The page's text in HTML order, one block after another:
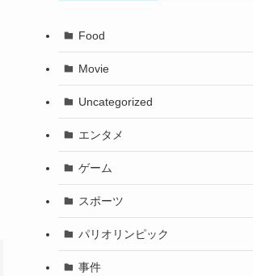
Food
Movie
Uncategorized
エンタメ
ゲーム
スポーツ
パリオリンピック
事件